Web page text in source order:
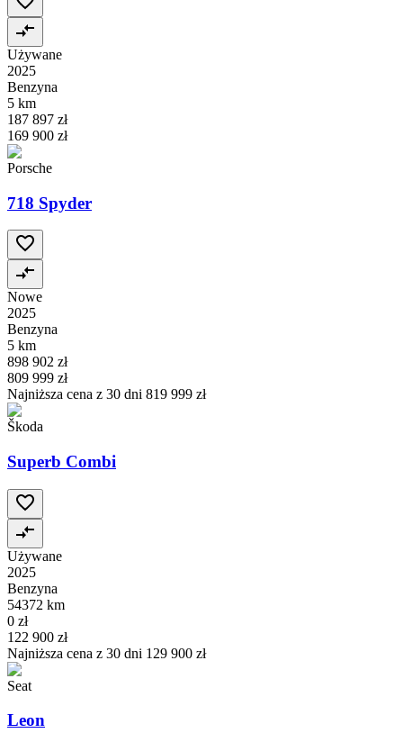
Używane
2025
Benzyna
5 km
187 897 zł
169 900 zł
Porsche
718 Spyder
Nowe
2025
Benzyna
5 km
898 902 zł
809 999 zł
Najniższa cena z 30 dni 819 999 zł
Škoda
Superb Combi
Używane
2025
Benzyna
54372 km
0 zł
122 900 zł
Najniższa cena z 30 dni 129 900 zł
Seat
Leon